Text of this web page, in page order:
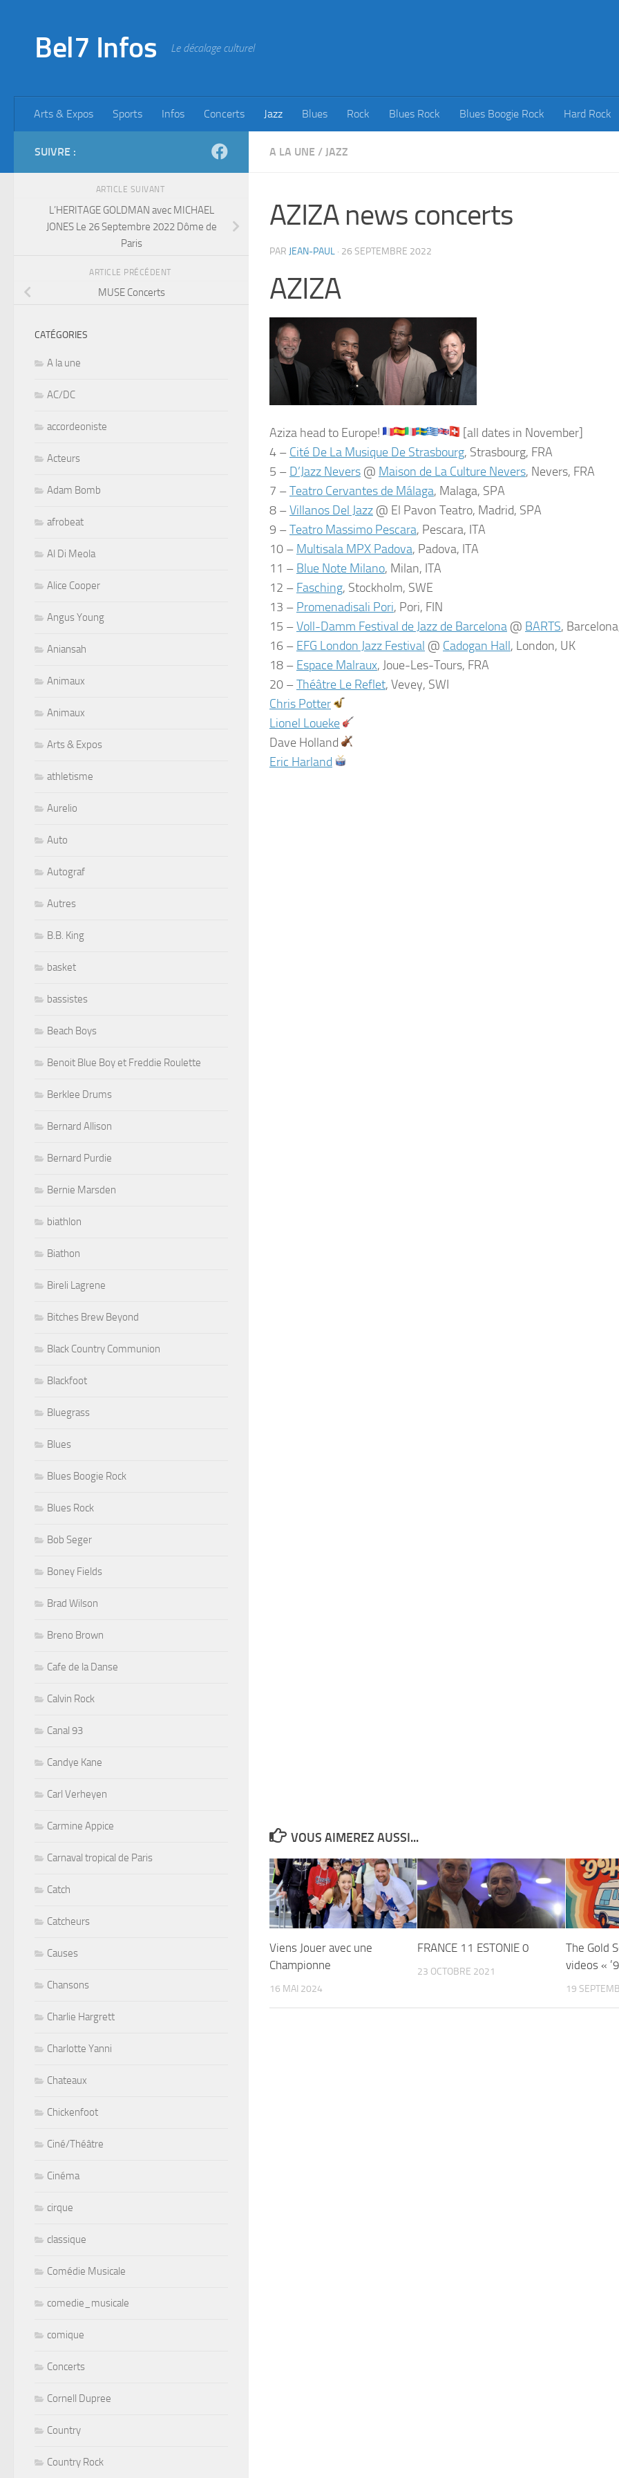
Bel7 Infos Le décalage culturel
Arts & Expos Sports Infos Concerts Jazz Blues Rock Blues Rock Blues Boogie Rock Hard Rock
A LA UNE / JAZZ
AZIZA news concerts
PAR JEAN-PAUL · 26 SEPTEMBRE 2022
AZIZA
Aziza head to Europe!
[all dates in November]
4 – Cité De La Musique De Strasbourg, Strasbourg, FRA
5 – D’Jazz Nevers @ Maison de La Culture Nevers, Nevers, FRA
7 –Teatro Cervantes de Málaga, Malaga, SPA
8 –Villanos Del Jazz @ El Pavon Teatro, Madrid, SPA
9 –Teatro Massimo Pescara, Pescara, ITA
10 – Multisala MPX Padova, Padova, ITA
11 – Blue Note Milano, Milan, ITA
12 – Fasching, Stockholm, SWE
13 – Promenadisali Pori, Pori, FIN
15 –Voll-Damm Festival de Jazz de Barcelona @ BARTS,
16 – EFG London Jazz Festival @ Cadogan Hall, London, UK
18 – Espace Malraux, Joue-Les-Tours, FRA
20 –Théâtre Le Reflet, Vevey, SWI
Chris Potter
Lionel Loueke
Dave Holland
Eric Harland
VOUS AIMEREZ AUSSI...
Viens Jouer avec une
Championne
16 MAI 2024
FRANCE 11 ESTONIE 0
23 OCTOBRE 2021
The Gold
videos «
19
SUIVRE :
ARTICLE SUIVANT
L’HERITAGE GOLDMAN avec MICHAEL
JONES Le 26 Septembre 2022 Dôme de
Paris
ARTICLE PRÉCÉDENT
MUSE Concerts
CATÉGORIES
A la une
AC/DC
accordeoniste
Acteurs
Adam Bomb
afrobeat
Al Di Meola
Alice Cooper
Angus Young
Aniansah
Animaux
Animaux
Arts & Expos
athletisme
Aurelio
Auto
Autograf
Autres
B.B. King
basket
bassistes
Beach Boys
Benoit Blue Boy et Freddie Roulette
Berklee Drums
Bernard Allison
Bernard Purdie
Bernie Marsden
biathlon
Biathon
Bireli Lagrene
Bitches Brew Beyond
Black Country Communion
Blackfoot
Bluegrass
Blues
Blues Boogie Rock
Blues Rock
Bob Seger
Boney Fields
Brad Wilson
Breno Brown
Cafe de la Danse
Calvin Rock
Canal 93
Candye Kane
Carl Verheyen
Carmine Appice
Carnaval tropical de Paris
Catch
Catcheurs
Causes
Chansons
Charlie Hargrett
Charlotte Yanni
Chateaux
Chickenfoot
Ciné/Théâtre
Cinéma
cirque
classique
Comédie Musicale
comedie_musicale
comique
Concerts
Cornell Dupree
Country
Country Rock